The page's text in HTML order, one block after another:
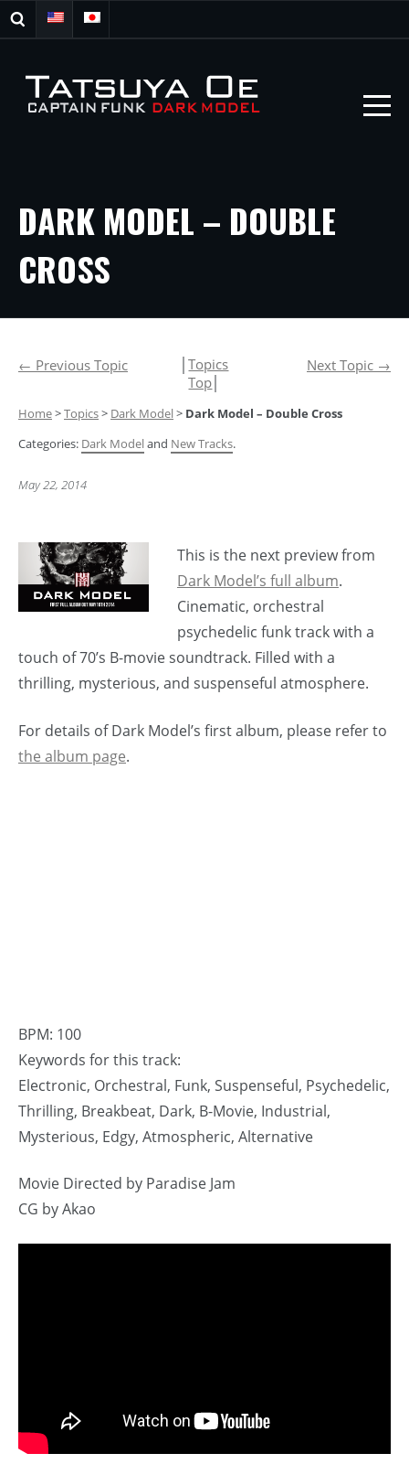
DARK MODEL – DOUBLE
CROSS
← Previous Topic │Topics
Top
Next Topic →
Home>Topics> Dark Model> Dark Model – Double Cross
Categories: Dark Modeland New Tracks.
May 22, 2014
This is the next preview from
Dark Model’s full album.
Cinematic, orchestral
psychedelic funk track with a
touch of 70’s B-movie soundtrack. Filled with a
thrilling, mysterious, and suspenseful atmosphere.
For details of Dark Model’s first album, please refer to
the album page.
BPM: 100
Keywords for this track:
Electronic, Orchestral, Funk, Suspenseful, Psychedelic,
Thrilling, Breakbeat, Dark, B-Movie, Industrial,
Mysterious, Edgy, Atmospheric, Alternative
Movie Directed by Paradise Jam
CG by Akao